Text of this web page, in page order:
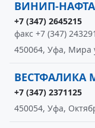
ВИНИП-НАФТА
+7 (347) 2645215
факс +7 (347)
450064, Уфа, Мира
ВЕСТФАЛИКА
+7 (347) 2371125
450054, Уфа,